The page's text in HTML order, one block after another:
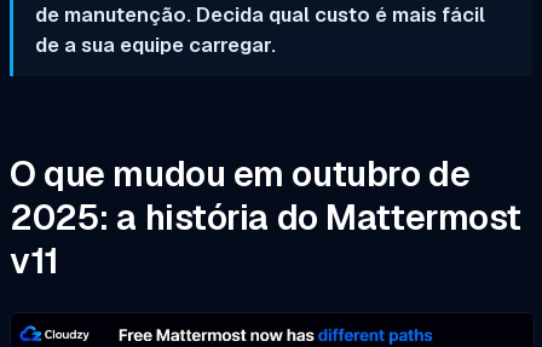
de manutenção. Decida qual custo é mais fácil
de a sua equipe carregar.
O que mudou em outubro de
2025: a história do Mattermost
v11